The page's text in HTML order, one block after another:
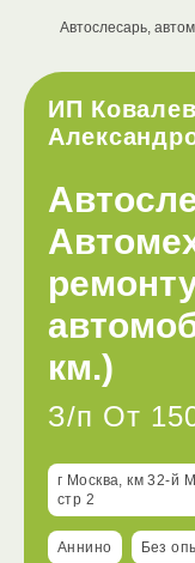
ИП
Автослесарь,
км.)
З/п От
г Москва, км 32-й
стр 2
Аннино Без